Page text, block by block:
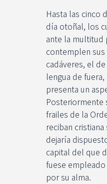
Hasta las cinco
día otoñal, los
ante la multitud
contemplen
cadáveres, el
lengua de
presenta un
Posteriormente
frailes de la
reciban
dejaría
capital del que
fuese
por su alma.